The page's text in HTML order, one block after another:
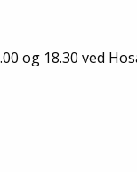
og 18.30 ved